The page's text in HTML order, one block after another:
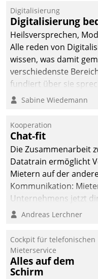
Jahresbeginn eine
Überblick, Einsicht und
Eingriff bietende
Zur Entwicklung setzte
man auf
Cloudtechnologie,
bewährte und Startup-
agile Projektmethoden.
Digitalisierung
Digitalisierung
Heilsversprechen,
Alle reden von
wissen, was damit
verschiedenste
fundiert über sie
klären. Ein Aspekt ist
Einsparungen durch
Prozesse. Doch man
mit der Einführung
getan. Die
die Bereitschaft, sich
und zu verändern.
Sabine Wiedemann
Kooperation
Chat-fit
Die Zusammenarbeit
Datatrain ermöglicht
Mietern auf der
Kommunikation:
Unternehmens jetzt
Mitarbeiter oder
Andreas Lerchner
Cockpit für telefonischen
Mieterservice
Alles auf dem
Schirm